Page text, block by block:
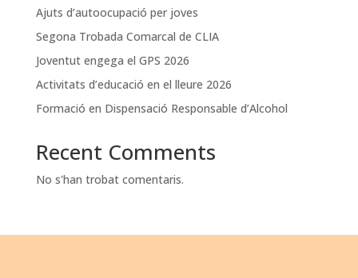
Ajuts d’autoocupació per joves
Segona Trobada Comarcal de CLIA
Joventut engega el GPS 2026
Activitats d’educació en el lleure 2026
Formació en Dispensació Responsable d’Alcohol
Recent Comments
No s'han trobat comentaris.